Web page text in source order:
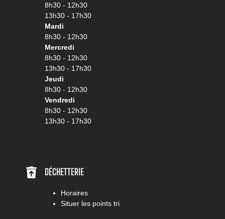
8h30 - 12h30
13h30 - 17h30
Mardi
8h30 - 12h30
Mercredi
8h30 - 12h30
13h30 - 17h30
Jeudi
8h30 - 12h30
Vendredi
8h30 - 12h30
13h30 - 17h30
DÉCHETTERIE
Horaires
Situer les points tri